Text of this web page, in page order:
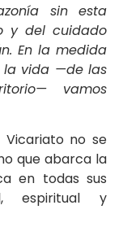
sin esta
y del cuidado
En la medida
la vida —de las
vamos
no se
que abarca la
en todas sus
espiritual y